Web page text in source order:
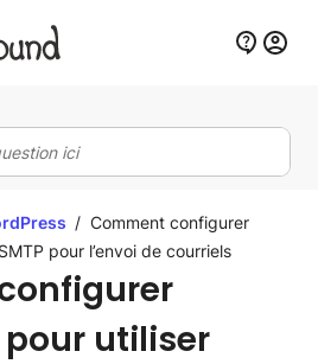
/ Comment configurer
pour l’envoi de courriels
pour utiliser